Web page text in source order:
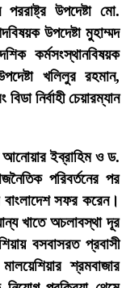
উপদেষ্টা মো.
উপদেষ্টা মুহাম্মদ
কর্মসংস্থানবিষয়ক
খলিলুর রহমান,
নির্বাহী চেয়ারম্যান
আনোয়ার ইব্রাহিম ও ড.
পরিবর্তনের পর
সফর করেন।
খাতে অচলাবস্থা দূর
বসবাসরত প্রবাসী
শ্রমবাজার